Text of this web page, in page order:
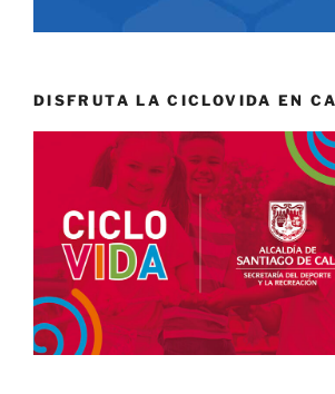
DISFRUTA LA CICLOVIDA EN